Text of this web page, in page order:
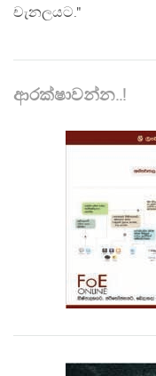
චැනලයට."
ආරක්ෂාවන්න..!